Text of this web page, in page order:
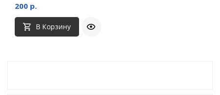
200 р.
В Корзину